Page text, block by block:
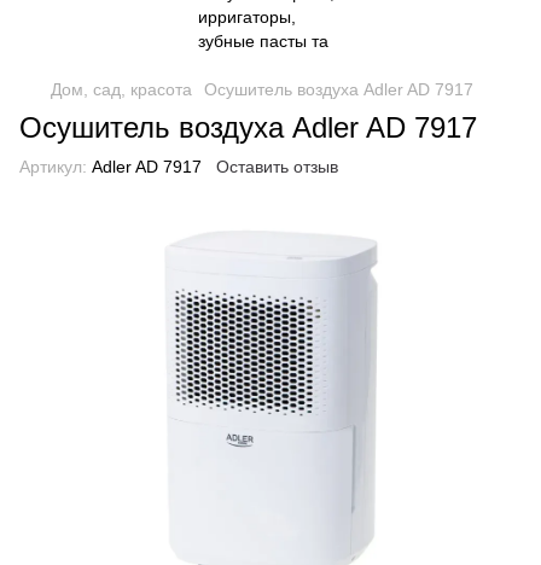
Дом, сад, красота Осушитель воздуха Adler AD 7917
Осушитель воздуха Adler AD 7917
Артикул: Adler AD 7917 Оставить отзыв